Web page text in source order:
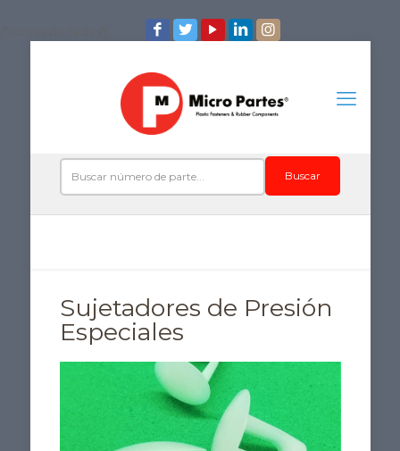
Buscar
Sujetadores de Presión
Especiales